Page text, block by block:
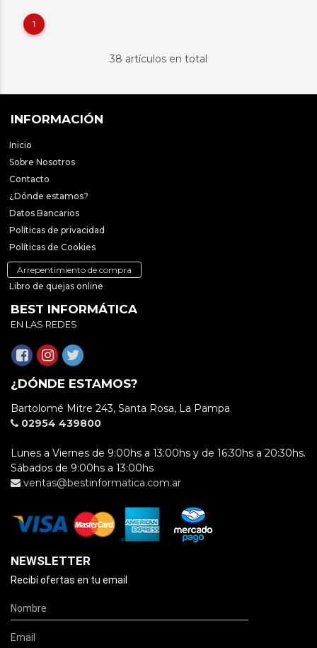
1
38 artículos en total
INFORMACIÓN
Inicio
Sobre Nosotros
Contacto
¿Dónde estamos?
Datos Bancarios
Políticas de privacidad
Políticas de Cookies
Arrepentimiento de compra
Libro de quejas online
BEST INFORMÁTICA
EN LAS REDES
¿DÓNDE ESTAMOS?
Bartolomé Mitre 243, Santa Rosa, La Pampa
02954 439800
Lunes a Viernes de 9:00hs a 13:00hs y de 16:30hs a 20:30hs.
Sábados de 9:00hs a 13:00hs
ventas@bestinformatica.com.ar
NEWSLETTER
Recibí ofertas en tu email